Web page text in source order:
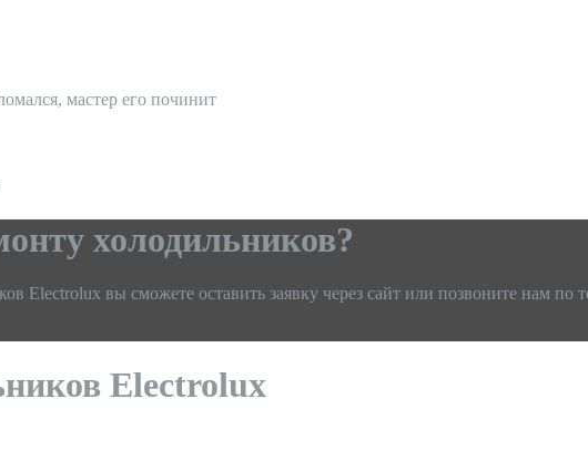
мастер его починит
холодильников?
Electrolux вы сможете оставить заявку через сайт или позвоните нам по
Electrolux